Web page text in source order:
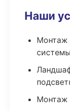
Наши
Монтаж
системы
Монтаж